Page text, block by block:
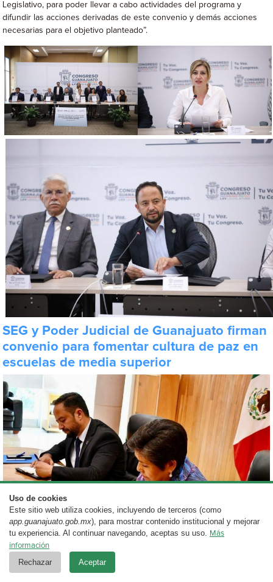
Legislativo, para poder llevar a cabo actividades del programa y
difundir las acciones derivadas de este convenio y demás acciones
necesarias para el objetivo planteado”.
SEG y Poder Judicial de Guanajuato firman
convenio para fomentar cultura de paz en
escuelas de media superior
Uso de cookies
Este sitio web utiliza cookies, incluyendo de terceros (como
app.guanajuato.gob.mx), para mostrar contenido institucional y mejorar
tu experiencia. Al continuar navegando, aceptas su uso. Más
información
Rechazar Aceptar